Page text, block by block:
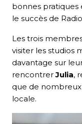
bonnes pratiques
le succès de
Les trois
visiter les studios
davantage sur
rencontrerJulia,
que de
locale.